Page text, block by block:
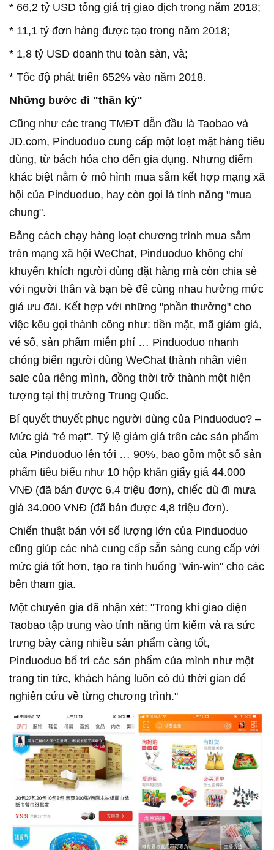
* 66,2 tỷ USD tổng giá trị giao dịch trong năm 2018;
* 11,1 tỷ đơn hàng được tạo trong năm 2018;
* 1,8 tỷ USD doanh thu toàn sàn, và;
* Tốc độ phát triển 652% vào năm 2018.
Những bước đi "thần kỳ"
Cũng như các trang TMĐT dẫn đầu là Taobao và
JD.com, Pinduoduo cung cấp một loạt mặt hàng tiêu
dùng, từ bách hóa cho đến gia dụng. Nhưng điểm
khác biệt nằm ở mô hình mua sắm kết hợp mạng xã
hội của Pinduoduo, hay còn gọi là tính năng "mua
chung".
Bằng cách chạy hàng loạt chương trình mua sắm
trên mạng xã hội WeChat, Pinduoduo không chỉ
khuyến khích người dùng đặt hàng mà còn chia sẻ
với người thân và bạn bè để cùng nhau hưởng mức
giá ưu đãi. Kết hợp với những "phần thưởng" cho
việc kêu gọi thành công như: tiền mặt, mã giảm giá,
vé số, sản phẩm miễn phí … Pinduoduo nhanh
chóng biến người dùng WeChat thành nhân viên
sale của riêng mình, đồng thời trở thành một hiện
tượng tại thị trường Trung Quốc.
Bí quyết thuyết phục người dùng của Pinduoduo? –
Mức giá "rẻ mạt". Tỷ lệ giảm giá trên các sản phẩm
của Pinduoduo lên tới … 90%, bao gồm một số sản
phẩm tiêu biểu như 10 hộp khăn giấy giá 44.000
VNĐ (đã bán được 6,4 triệu đơn), chiếc dù đi mưa
giá 34.000 VNĐ (đã bán được 4,8 triệu đơn).
Chiến thuật bán với số lượng lớn của Pinduoduo
cũng giúp các nhà cung cấp sẵn sàng cung cấp với
mức giá tốt hơn, tạo ra tình huống "win-win" cho các
bên tham gia.
Một chuyên gia đã nhận xét: "Trong khi giao diện
Taobao tập trung vào tính năng tìm kiếm và ra sức
trưng bày càng nhiều sản phẩm càng tốt,
Pinduoduo bố trí các sản phẩm của mình như một
trang tin tức, khách hàng luôn có đủ thời gian để
nghiên cứu về từng chương trình."